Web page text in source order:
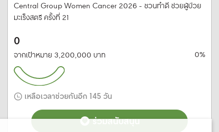
Central Group Women Cancer 2026 - ชวนทำดี ช่วยผู้ป่วย
มะเร็งสตรี ครั้งที่ 21
0
จากเป้าหมาย 3,200,000 บาท 0%
เหลือเวลาช่วยกันอีก 145 วัน
ร่วมสนับสนุน